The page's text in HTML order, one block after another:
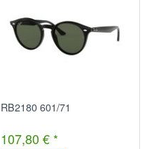
RB2180 601/71
107,80 € *